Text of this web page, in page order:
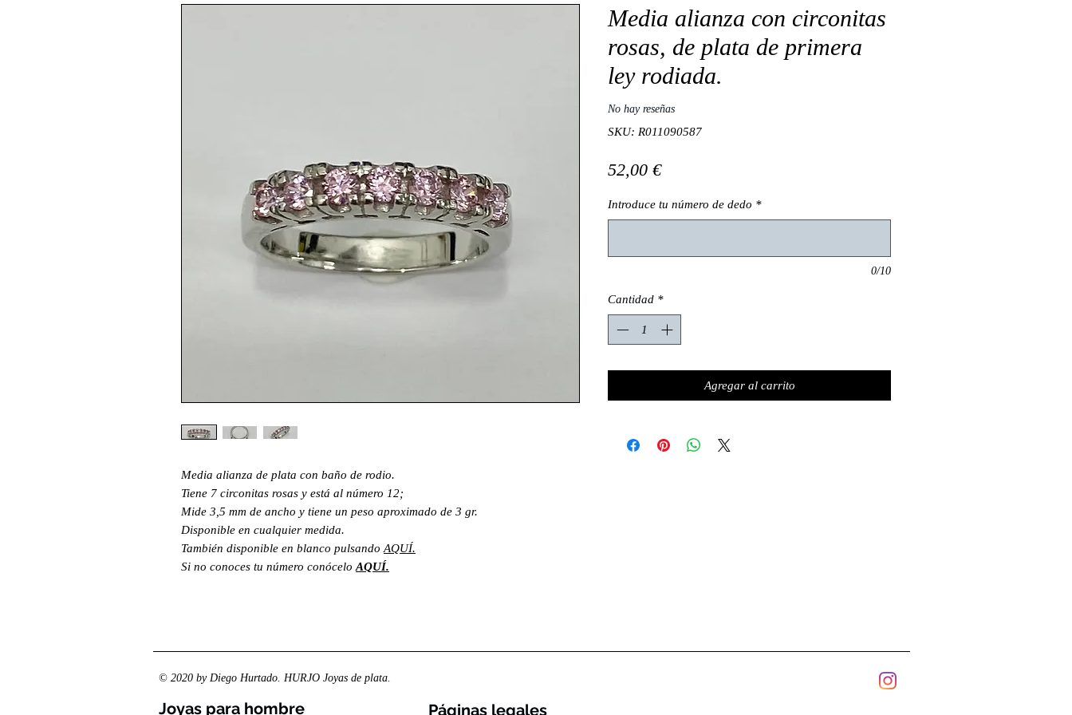
Media alianza de plata con baño de rodio.
Tiene 7 circonitas rosas y está al número 12;
Mide 3,5 mm de ancho y tiene un peso aproximado de 3 gr.
Disponible en cualquier medida.
También disponible en blanco pulsando AQUÍ.
Si no conoces tu número conócelo AQUÍ.
Media alianza con circonitas
rosas, de plata de primera
ley rodiada.
No hay reseñas
SKU: R011090587
52,00 €Precio
Introduce tu número de dedo *
0/10
Cantidad *
Agregar al carrito
© 2020 by Diego Hurtado. HURJO Joyas de plata.
Joyas para hombre Páginas legales​